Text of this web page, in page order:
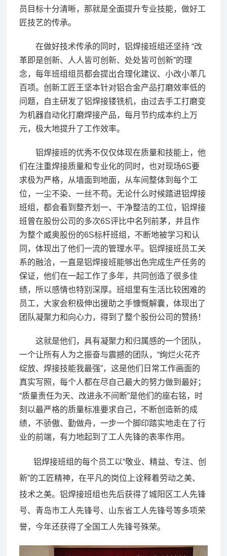
员目标十分清晰，那就是全面提升专业技能，做好工
匠技艺的传承。
在做好技术传承的同时，铝焊接班组还坚持 “改
革即是创新、人人皆可创新、处处皆可创新”的理
念，每年班组组员都会提出合理化建议、小改小革几
百项。创新工匠王坚本针对铝合金产品打磨效率低的
问题，自主研发了铝焊接镂铣机，由过去手工打磨变
为机器自动化打磨焊接产品，每月节约成本约上万
元，极大地提升了工作效率。
铝焊接班的优秀不仅仅体现在质量和技能上，他
们在注重焊接质量和专业化的同时，也对现场6S要
求极为严格，从墙面到地面，从车间整体到每个工
位，一尘不染、一丝不苟。无论什么时候踏进铝焊接
班组，都会看到整齐划一、干净整洁的工位，铝焊接
班曾在股份公司的多次6S评比中名列前茅，并且作
为整个威奥股份的6S标杆班组，不断地被学习和认
同，体现出了他们一流的管理水平。铝焊接班员工关
系的融洽，一直是铝焊接班能够出色完成生产任务的
保证，他们在一起工作了多年，共同创造了很多佳
绩，所以感情也特别深厚。班组里有生活比较困难的
员工，大家会积极伸出援助之手慷慨解囊，体现出了
团队凝聚力和向心力，得到了整个股份公司的赞扬！
这就是他们，具有凝聚力和归属感的一个团队，
一个让所有人为之振奋与震撼的团队，“绚烂火花齐
绽放、焊接技能我最强”，这是他们日常工作画面的
真实写照，每个人都在尽自己最大的努力做到最好；
“质量责任为天、改进永不间断”是他们的座右铭，时
刻以最严格的质量标准要求自己，不断创造新的成
绩，不骄傲、勤做舟，一步一个脚印踏实地走在了行
业的前端，有力地起到了工人先锋的表率作用。
铝焊接班组的每个员工以“敬业、精益、专注、创
新”的工匠精神，在平凡的岗位上诠释着劳动之美、
技术之美。铝焊接班组也先后获得了城阳区工人先锋
号、青岛市工人先锋号、山东省工人先锋号等多项荣
誉，今年还获得了全国工人先锋号殊荣。